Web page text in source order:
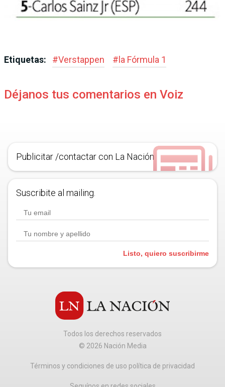
Etiquetas: #Verstappen # la Fórmula 1
Déjanos tus comentarios en Voiz
Publicitar /contactar con La Nación
Suscribite al mailing.
Listo, quiero suscribirme
Todos los derechos reservados
© 2026 Nación Media
Términos y condiciones de uso política de privacidad